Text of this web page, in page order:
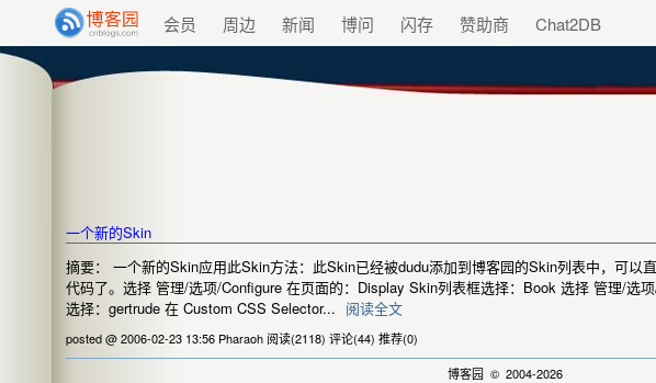
会员 周边 新闻 博问 闪存 赞助商 Chat2DB
一个新的Skin
摘要： 一个新的Skin应用此Skin方法：此Skin已经被dudu添加到博客园的Skin列表中，可以
代码了。选择 管理/选项/Configure 在页面的：Display Skin列表框选择：Book 选择 管理/选
选择：gertrude 在 Custom CSS Selector... 阅读全文
posted @ 2006-02-23 13:56 Pharaoh 阅读(2118) 评论(44) 推荐(0)
博客园© 2004-2026